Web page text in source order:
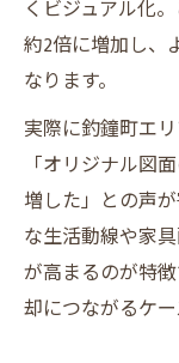
くビジュアル化
約2倍に増加し、
なります。
実際に釣鐘町エ
「オリジナル図
増した」との声
な生活動線や家
が高まるのが特
却につながるケー